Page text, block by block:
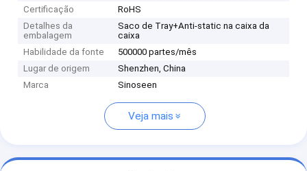
Certificação
RoHS
Detalhes da
embalagem
Saco de Tray+Anti-static na caixa da
caixa
Habilidade da fonte
500000 partes/mês
Lugar de origem
Shenzhen, China
Marca
Sinoseen
Veja mais